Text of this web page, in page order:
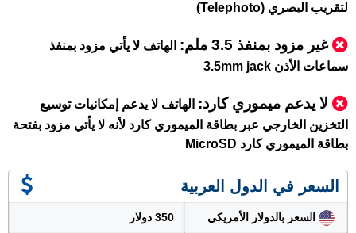
لتقريب البصري (Telephoto)
غير مزود بمنفذ 3.5 ملم : الهاتف لا يأتي مزود بمنفذ
سماعات الأذن 3.5mm jack
لا يدعم ميموري كارد: الهاتف لا يدعم إمكانيات توسيع
التخزين الخارجي عبر بطاقة الميموري كارد لأنه لا يأتي مزود بفتحة
بطاقة الميموري كارد MicroSD
السعر في الدول العربية
السعر بالدولار الأمريكي 350 دولار